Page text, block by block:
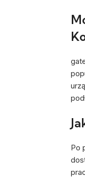
Po